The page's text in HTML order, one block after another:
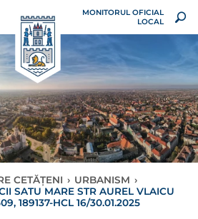
MONITORUL OFICIAL
LOCAL
CETĂȚENI › URBANISM ›
SATU MARE STR AUREL VLAICU
189137-HCL 16/30.01.2025